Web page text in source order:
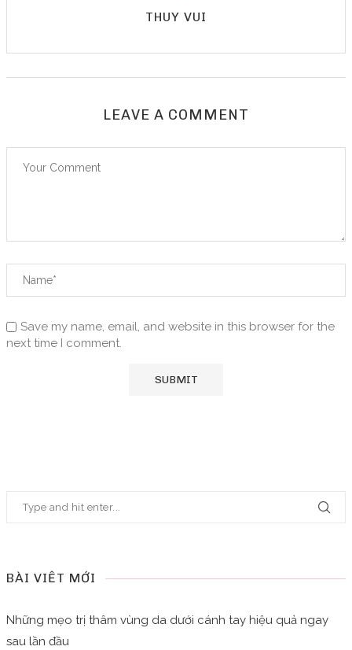
THUY VUI
LEAVE A COMMENT
Save my name, email, and website in this browser for the
next time I comment.
BÀI VIẾT MỚI
Những mẹo trị thâm vùng da dưới cánh tay hiệu quả ngay
sau lần đầu